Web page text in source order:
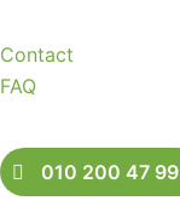
Contact
FAQ
010 200 47 99